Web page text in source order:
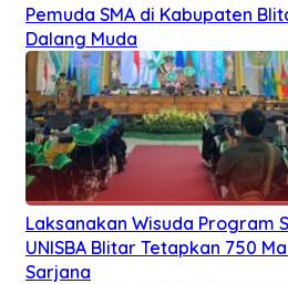
Pemuda SMA di Kabupaten
Dalang Muda
Laksanakan Wisuda Program
UNISBA Blitar Tetapkan 750
Sarjana